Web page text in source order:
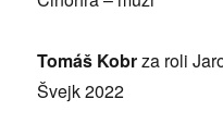
Tomáš Kobrza roli
Švejk 2022